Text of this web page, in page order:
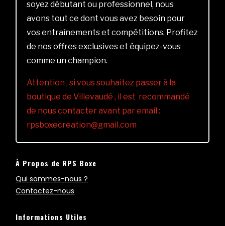
soyez débutant ou professionnel, nous
avons tout ce dont vous avez besoin pour
vos entraînements et compétitions. Profitez
de nos offres exclusives et équipez-vous
comme un champion.
Attention , si vous souhaitez passer à la
boutique de Villevaudé , il est recommandé
de nous contacter avant par email :
rpsboxecreation@gmail.com
À Propos de RPS Boxe
Qui sommes-nous ?
Contactez-nous
Informations Utiles